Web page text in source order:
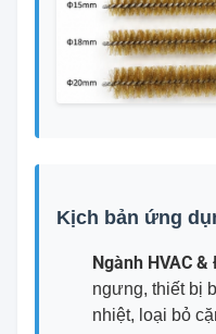
Kịch bản ứng
Ngành HVAC
ngưng, thiết bị
nhiệt, loại bỏ